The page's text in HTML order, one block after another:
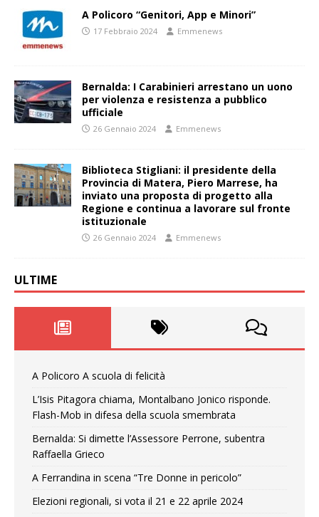
A Policoro “Genitori, App e Minori”
17 Febbraio 2024 Emmenews
Bernalda: I Carabinieri arrestano un uono
per violenza e resistenza a pubblico
ufficiale
26 Gennaio 2024 Emmenews
Biblioteca Stigliani: il presidente della
Provincia di Matera, Piero Marrese, ha
inviato una proposta di progetto alla
Regione e continua a lavorare sul fronte
istituzionale
26 Gennaio 2024 Emmenews
ULTIME
A Policoro A scuola di felicità
L’Isis Pitagora chiama, Montalbano Jonico risponde.
Flash-Mob in difesa della scuola smembrata
Bernalda: Si dimette l’Assessore Perrone, subentra
Raffaella Grieco
A Ferrandina in scena “Tre Donne in pericolo”
Elezioni regionali, si vota il 21 e 22 aprile 2024